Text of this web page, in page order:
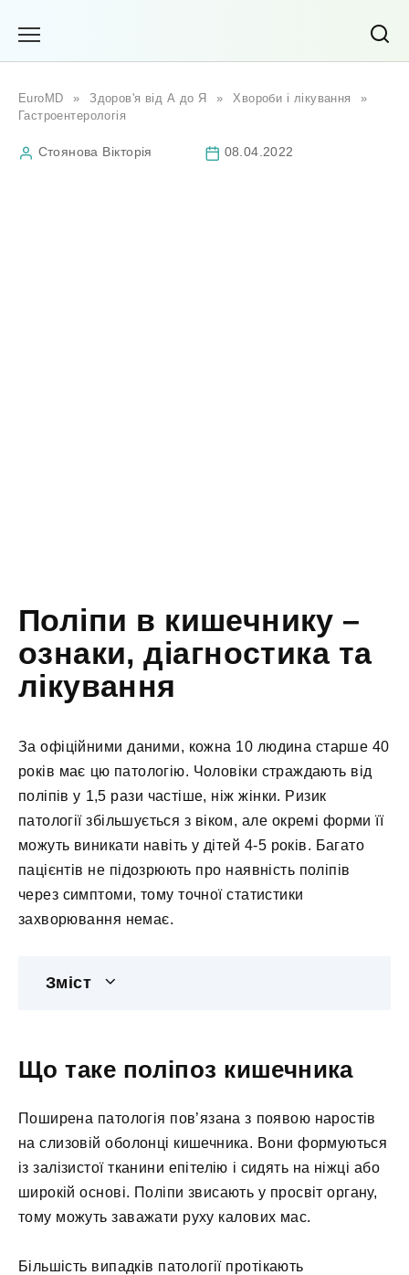
EuroMD » Здоров'я від А до Я » Хвороби і лікування
»
Гастроентерологія
Стоянова Вікторія 08.04.2022
Поліпи в кишечнику –
ознаки, діагностика та
лікування
За офіційними даними, кожна 10 людина старше 40
років має цю патологію. Чоловіки страждають від
поліпів у 1,5 рази частіше, ніж жінки. Ризик
патології збільшується з віком, але окремі форми її
можуть виникати навіть у дітей 4-5 років. Багато
пацієнтів не підозрюють про наявність поліпів
через симптоми, тому точної статистики
захворювання немає.
Зміст
Що таке поліпоз кишечника
Поширена патологія пов’язана з появою наростів
на слизовій оболонці кишечника. Вони формуються
із залізистої тканини епітелію і сидять на ніжці або
широкій основі. Поліпи звисають у просвіт органу,
тому можуть заважати руху калових мас.
Більшість випадків патології протікають